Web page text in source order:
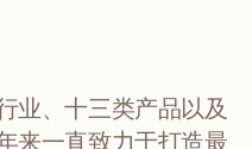
业、十三类产品以及
来一直致力于打造最